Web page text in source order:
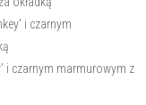
i czarnym
i czarnym marmurowym z